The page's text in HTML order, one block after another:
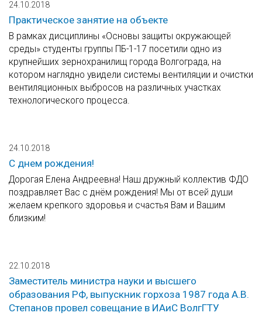
24.10.2018
Практическое занятие на объекте
В рамках дисциплины «Основы защиты окружающей
среды» студенты группы ПБ-1-17 посетили одно из
крупнейших зернохранилищ города Волгограда, на
котором наглядно увидели системы вентиляции и очистки
вентиляционных выбросов на различных участках
технологического процесса.
24.10.2018
С днем рождения!
Дорогая Елена Андреевна! Наш дружный коллектив ФДО
поздравляет Вас с днём рождения! Мы от всей души
желаем крепкого здоровья и счастья Вам и Вашим
близким!
22.10.2018
Заместитель министра науки и высшего
образования РФ, выпускник горхоза 1987 года А.В.
Степанов провел совещание в ИАиС ВолгГТУ